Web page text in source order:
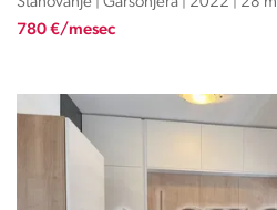
780 €/mesec